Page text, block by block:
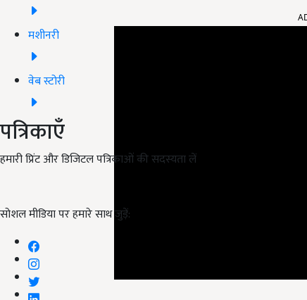
मशीनरी
वेब स्टोरी
पत्रिकाएँ
हमारी प्रिंट और डिजिटल पत्रिकाओं की सदस्यता लें
सोशल मीडिया पर हमारे साथ जुड़ें: